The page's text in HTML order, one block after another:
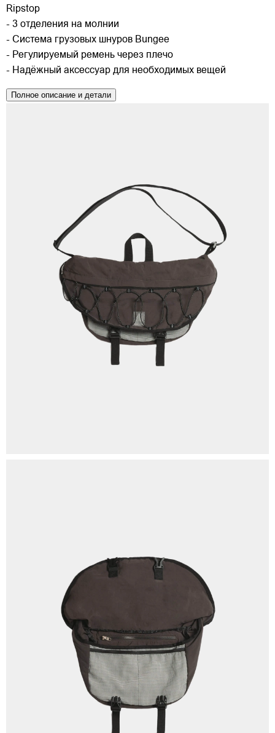
Ripstop
- 3 отделения на молнии
- Система грузовых шнуров Bungee
- Регулируемый ремень через плечо
- Надёжный аксессуар для необходимых вещей
Полное описание и детали